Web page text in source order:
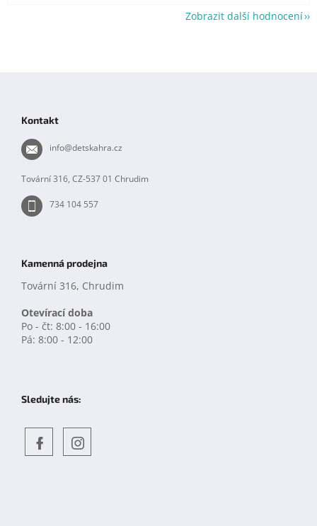
Zobrazit další hodnocení
Kontakt
info@detskahra.cz
Tovární 316, CZ-537 01 Chrudim
734 104 557
Kamenná prodejna
Tovární 316, Chrudim
Otevírací doba
Po - čt: 8:00 - 16:00
Pá: 8:00 - 12:00
Sledujte nás: